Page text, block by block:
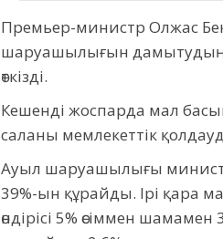
Премьер-министр Олжас
шаруашылығын дамытудың
өткізді.
Кешенді жоспарда мал басын
саланы мемлекеттік
Ауыл шаруашылығы
39%-ын құрайды. Ірі қара
өндірісі 5% өсіммен